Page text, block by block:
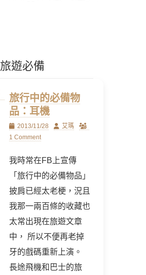
旅遊必備
旅行中的必備物
品：耳機
Posted
on
2013/11/28 Author
艾瑪
1 Comment
我時常在FB上宣傳
「旅行中的必備物品」
披肩已經太老梗，況且
我那一兩百條的收藏也
太常出現在旅遊文章
中， 所以不便再老掉
牙的戲碼重新上演。
長途飛機和巴士的旅